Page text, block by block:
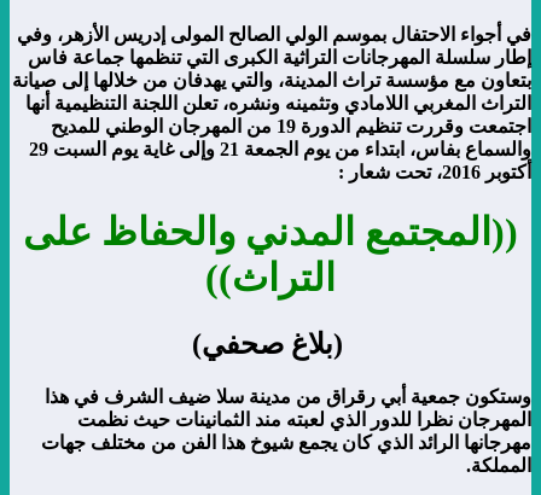
في أجواء الاحتفال بموسم الولي الصالح المولى إدريس الأزهر، وفي
إطار سلسلة المهرجانات التراثية الكبرى التي تنظمها جماعة فاس
بتعاون مع مؤسسة تراث المدينة، والتي يهدفان من خلالها إلى صيانة
التراث المغربي اللامادي وتثمينه ونشره، تعلن اللجنة التنظيمية أنها
اجتمعت وقررت تنظيم الدورة 19 من المهرجان الوطني للمديح
والسماع بفاس، ابتداء من يوم الجمعة 21 وإلى غاية يوم السبت 29
أكتوبر 2016، تحت شعار :
(( المجتمع المدني والحفاظ على
التراث))
(بلاغ صحفي)
وستكون جمعية أبي رقراق من مدينة سلا ضيف الشرف في هذا
المهرجان نظرا للدور الذي لعبته مند الثمانينات حيث نظمت
مهرجانها الرائد الذي كان يجمع شيوخ هذا الفن من مختلف جهات
المملكة.